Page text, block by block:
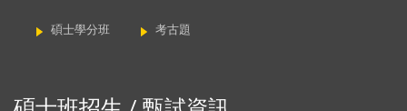
碩士學分班 考古題